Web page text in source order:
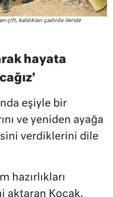
çift, kaldıkları çadırda ileride
hayata
eşiyle bir
ve yeniden ayağa
verdiklerini dile
hazırlıkları
aktaran Koçak,